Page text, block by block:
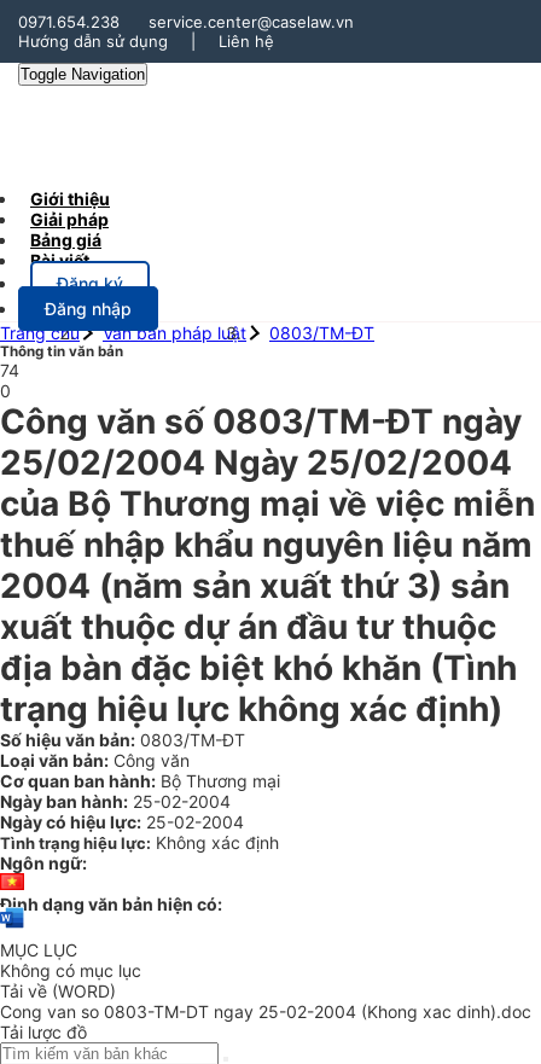
0971.654.238
service.center@caselaw.vn
Hướng dẫn sử dụng
Liên hệ
Toggle Navigation
Giới thiệu
Giải pháp
Bảng giá
Bài viết
Đăng ký
Đăng nhập
Trang chủ
Văn bản pháp luật 0803/TM-ĐT
Thông tin văn bản
74
0
Công văn số 0803/TM-ĐT ngày
25/02/2004 Ngày 25/02/2004
của Bộ Thương mại về việc miễn
thuế nhập khẩu nguyên liệu năm
2004 (năm sản xuất thứ 3) sản
xuất thuộc dự án đầu tư thuộc
địa bàn đặc biệt khó khăn (Tình
trạng hiệu lực không xác định)
Số hiệu văn bản: 0803/TM-ĐT
Loại văn bản: Công văn
Cơ quan ban hành: Bộ Thương mại
Ngày ban hành: 25-02-2004
Ngày có hiệu lực: 25-02-2004
Tình trạng hiệu lực: Không xác định
Ngôn ngữ:
Định dạng văn bản hiện có:
MỤC LỤC
Không có mục lục
Tải về (WORD)
Cong van so 0803-TM-DT ngay 25-02-2004 (Khong xac dinh).doc
Tải lược đồ